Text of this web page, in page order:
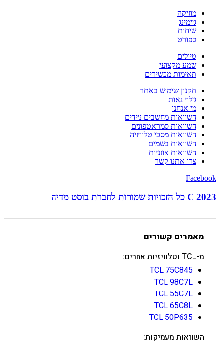
מוזיקה
גיימינג
שיחות
ספורט
טיולים
שמע מקצועי
תאימות מכשירים
תקנון שימוש באתר
גילוי נאות
מי אנחנו
השוואות מחשבים ניידים
השוואות סמראטפונים
השוואות מסכי טלוויזיה
השוואות בשמים
השוואות אוזניות
צרו אתנו קשר
Facebook
C 2023 כל הזכויות שמורות לחברת בוסט מדיה
מאמרים קשורים
מ-TCL וטלוויזיות אחרים:
TCL 75C845
TCL 98C7L
TCL 55C7L
TCL 65C8L
TCL 50P635
השוואות מעמיקות: